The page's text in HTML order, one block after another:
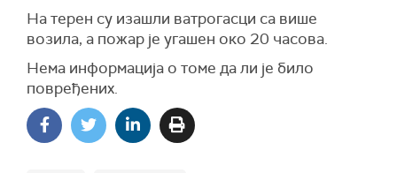
На терен су изашли ватрогасци са више
возила, а пожар је угашен око 20 часова.
Нема информација о томе да ли је било
повређених.